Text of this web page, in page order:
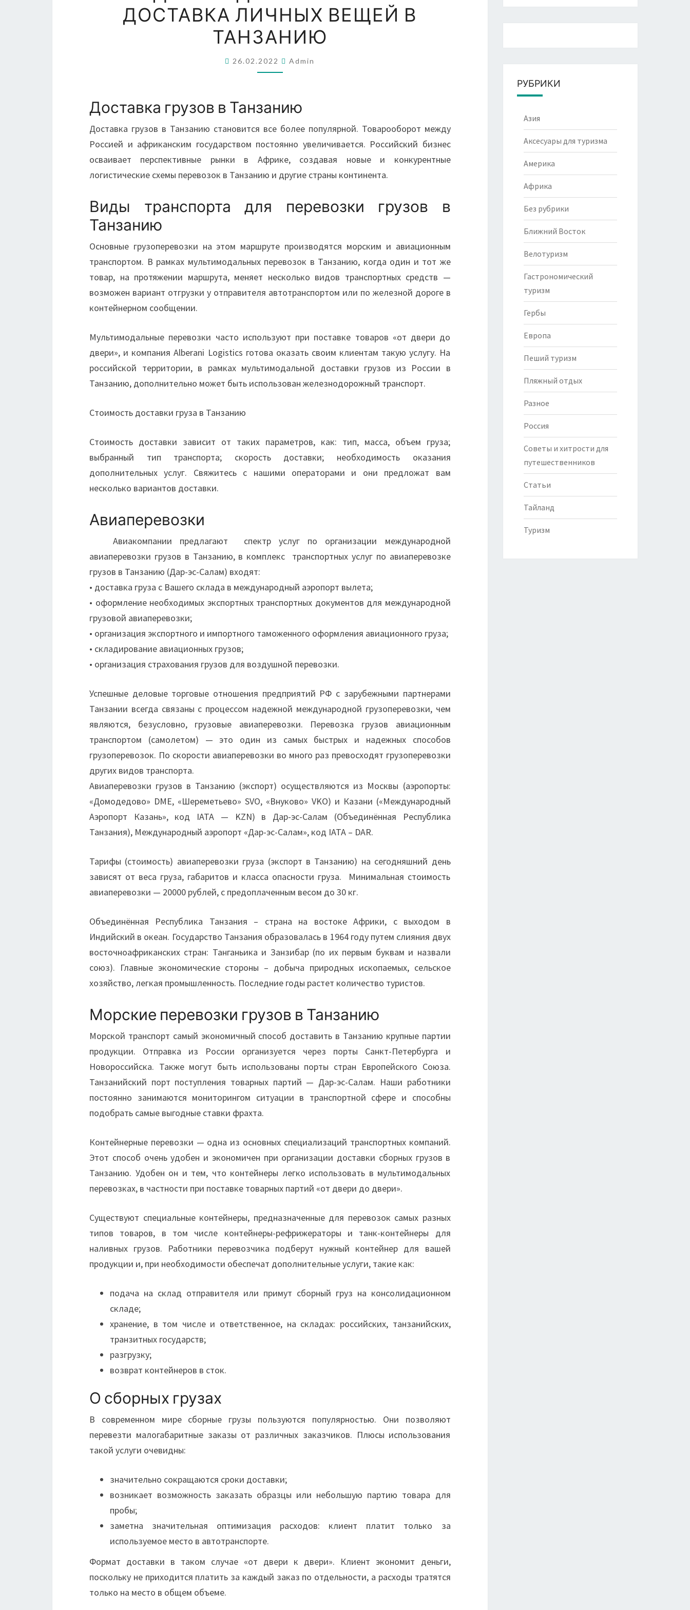
И
ДОСТАВКА
ЛИЧНЫХ
В
ДОСТАВКА ЛИЧНЫХ ВЕЩЕЙ В
ТАНЗАНИЮ
26.02.2022 Admin
Доставка грузов в Танзанию
Доставка грузов в Танзанию становится все более популярной. Товарооборот между
Россией и африканским государством постоянно увеличивается. Российский бизнес
осваивает перспективные рынки в Африке, создавая новые и конкурентные
логистические схемы перевозок в Танзанию и другие страны континента.
Виды транспорта для перевозки грузов в
Танзанию
Основные грузоперевозки на этом маршруте производятся морским и авиационным
транспортом. В рамках мультимодальных перевозок в Танзанию, когда один и тот же
товар, на протяжении маршрута, меняет несколько видов транспортных средств —
возможен вариант отгрузки у отправителя автотранспортом или по железной дороге в
контейнерном сообщении.
Мультимодальные перевозки часто используют при поставке товаров «от двери до
двери», и компания Alberani Logistics готова оказать своим клиентам такую услугу. На
российской территории, в рамках мультимодальной доставки грузов из России в
Танзанию, дополнительно может быть использован железнодорожный транспорт.
Стоимость доставки груза в Танзанию
Стоимость доставки зависит от таких параметров, как: тип, масса, объем груза;
выбранный тип транспорта; скорость доставки; необходимость оказания
дополнительных услуг. Свяжитесь с нашими операторами и они предложат вам
несколько вариантов доставки.
Авиаперевозки
Авиакомпании предлагают спектр услуг по организации международной
авиаперевозки грузов в Танзанию, в комплекс транспортных услуг по авиаперевозке
грузов в Танзанию (Дар-эс-Салам) входят:
• доставка груза с Вашего склада в международный аэропорт вылета;
• оформление необходимых экспортных транспортных документов для международной
грузовой авиаперевозки;
• организация экспортного и импортного таможенного оформления авиационного груза;
• складирование авиационных грузов;
• организация страхования грузов для воздушной перевозки.
Успешные деловые торговые отношения предприятий РФ с зарубежными партнерами
Танзании всегда связаны с процессом надежной международной грузоперевозки, чем
являются, безусловно, грузовые авиаперевозки. Перевозка грузов авиационным
транспортом (самолетом) — это один из самых быстрых и надежных способов
грузоперевозок. По скорости авиаперевозки во много раз превосходят грузоперевозки
других видов транспорта.
Авиаперевозки грузов в Танзанию (экспорт) осуществляются из Москвы (аэропорты:
«Домодедово» DME, «Шереметьево» SVO, «Внуково» VKO) и Казани («Международный
Аэропорт Казань», код IATA — KZN) в Дар-эс-Салам (Объединённая Республика
Танзания), Международный аэропорт «Дар-эс-Салам», код IATA – DAR.
Тарифы (стоимость) авиаперевозки груза (экспорт в Танзанию) на сегодняшний день
зависят от веса груза, габаритов и класса опасности груза. Минимальная стоимость
авиаперевозки — 20000 рублей, с предоплаченным весом до 30 кг.
Объединённая Республика Танзания – страна на востоке Африки, с выходом в
Индийский в океан. Государство Танзания образовалась в 1964 году путем слияния двух
восточноафриканских стран: Танганьика и Занзибар (по их первым буквам и назвали
союз). Главные экономические стороны – добыча природных ископаемых, сельское
хозяйство, легкая промышленность. Последние годы растет количество туристов.
Морские перевозки грузов в Танзанию
Морской транспорт самый экономичный способ доставить в Танзанию крупные партии
продукции. Отправка из России организуется через порты Санкт-Петербурга и
Новороссийска. Также могут быть использованы порты стран Европейского Союза.
Танзанийский порт поступления товарных партий — Дар-эс-Салам. Наши работники
постоянно занимаются мониторингом ситуации в транспортной сфере и способны
подобрать самые выгодные ставки фрахта.
Контейнерные перевозки — одна из основных специализаций транспортных компаний.
Этот способ очень удобен и экономичен при организации доставки сборных грузов в
Танзанию. Удобен он и тем, что контейнеры легко использовать в мультимодальных
перевозках, в частности при поставке товарных партий «от двери до двери».
Существуют специальные контейнеры, предназначенные для перевозок самых разных
типов товаров, в том числе контейнеры-рефрижераторы и танк-контейнеры для
наливных грузов. Работники перевозчика подберут нужный контейнер для вашей
продукции и, при необходимости обеспечат дополнительные услуги, такие как:
подача на склад отправителя или примут сборный груз на консолидационном
складе;
хранение, в том числе и ответственное, на складах: российских, танзанийских,
транзитных государств;
разгрузку;
возврат контейнеров в сток.
О сборных грузах
В современном мире сборные грузы пользуются популярностью. Они позволяют
перевезти малогабаритные заказы от различных заказчиков. Плюсы использования
такой услуги очевидны:
значительно сокращаются сроки доставки;
возникает возможность заказать образцы или небольшую партию товара для
пробы;
заметна значительная оптимизация расходов: клиент платит только за
используемое место в автотранспорте.
Формат доставки в таком случае «от двери к двери». Клиент экономит деньги,
поскольку не приходится платить за каждый заказ по отдельности, а расходы тратятся
только на место в общем объеме.
РУБРИКИ
Азия
Аксесуары для туризма
Америка
Африка
Без рубрики
Ближний Восток
Велотуризм
Гастрономический
туризм
Гербы
Европа
Пеший туризм
Пляжный отдых
Разное
Россия
Советы и хитрости для
путешественников
Статьи
Тайланд
Туризм